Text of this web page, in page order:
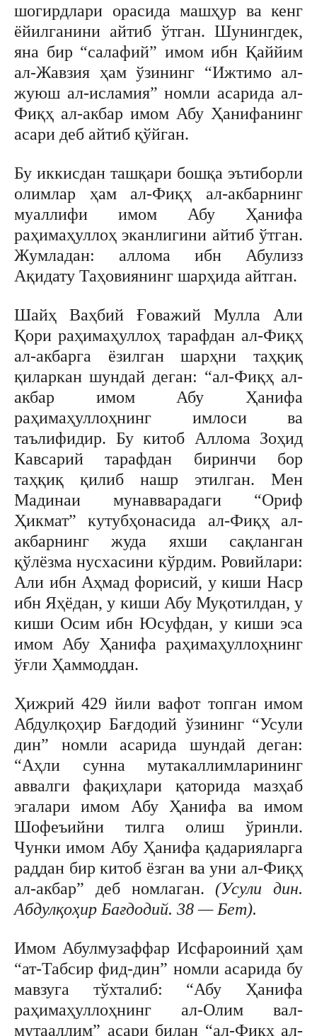
шогирдлари орасида машҳур ва кенг
ёйилганини айтиб ўтган. Шунингдек,
яна бир “салафий” имом ибн Қаййим
ал-Жавзия ҳам ўзининг “Ижтимо ал-
жуюш ал-исламия” номли асарида ал-
Фиқҳ ал-акбар имом Абу Ҳанифанинг
асари деб айтиб қўйган.
Бу иккисдан ташқари бошқа эътиборли
олимлар ҳам ал-Фиқҳ ал-акбарнинг
муаллифи имом Абу Ҳанифа
раҳимаҳуллоҳ эканлигини айтиб ўтган.
Жумладан: аллома ибн Абулизз
Ақидату Таҳовиянинг шарҳида айтган.
Шайҳ Ваҳбий Ғоважий Мулла Али
Қори раҳимаҳуллоҳ тарафдан ал-Фиқҳ
ал-акбарга ёзилган шарҳни таҳқиқ
қиларкан шундай деган: “ал-Фиқҳ ал-
акбар имом Абу Ҳанифа
раҳимаҳуллоҳнинг имлоси ва
таълифидир. Бу китоб Аллома Зоҳид
Кавсарий тарафдан биринчи бор
таҳқиқ қилиб нашр этилган. Мен
Мадинаи мунавварадаги “Ориф
Ҳикмат” кутубҳонасида ал-Фиқҳ ал-
акбарнинг жуда яхши сақланган
қўлёзма нусхасини кўрдим. Ровийлари:
Али ибн Аҳмад форисий, у киши Наср
ибн Яҳёдан, у киши Абу Муқотилдан, у
киши Осим ибн Юсуфдан, у киши эса
имом Абу Ҳанифа раҳимаҳуллоҳнинг
ўғли Ҳаммоддан.
Ҳижрий 429 йили вафот топган имом
Абдулқоҳир Бағдодий ўзининг “Усули
дин” номли асарида шундай деган:
“Аҳли сунна мутакаллимларининг
аввалги фақиҳлари қаторида мазҳаб
эгалари имом Абу Ҳанифа ва имом
Шофеъийни тилга олиш ўринли.
Чунки имом Абу Ҳанифа қадарияларга
раддан бир китоб ёзган ва уни ал-Фиқҳ
ал-акбар” деб номлаган.(Усули дин.
Абдулқоҳир Бағдодий. 38 — Бет).
Имом Абулмузаффар Исфароиний ҳам
“ат-Табсир фид-дин” номли асарида бу
мавзуга тўхталиб: “Абу Ҳанифа
раҳимаҳуллоҳнинг ал-Олим вал-
мутааллим” асари билан “ал-Фиқҳ ал-